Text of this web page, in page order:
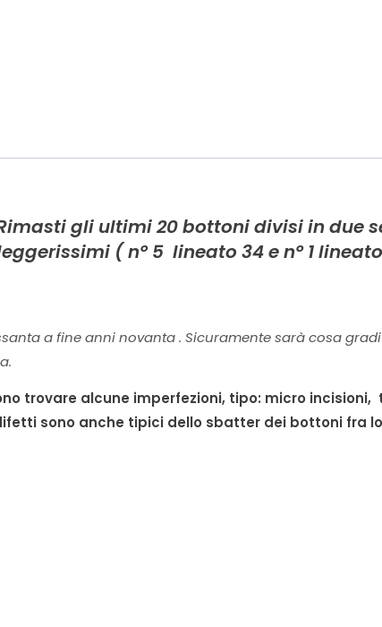
gli ultimi 20 bottoni divisi in due
( n° 5 lineato 34 e n° 1 lineato
a fine anni novanta . Sicuramente sarà cosa
trovare alcune imperfezioni, tipo: micro
sono anche tipici dello sbatter dei bottoni fra